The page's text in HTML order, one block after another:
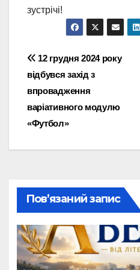
зустрічі!
Навігація
записів
12 грудня 2024 року
відбувся захід з
впровадження
варіативного модулю
«Футбол»
Пов’язаний запис